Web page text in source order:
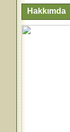
Hakkımda